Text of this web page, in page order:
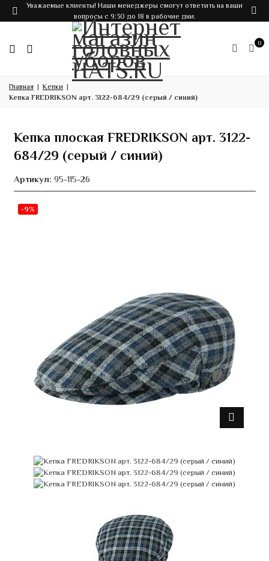
Уважаемые клиенты! Наши менеджеры смогут ответить на ваши
вопросы с 9:30 до 18 в рабочие дни.
0
Главная
Кепки
Кепка FREDRIKSON арт. 3122-684/29 (серый / синий)
Кепка плоская FREDRIKSON арт. 3122-
684/29 (серый / синий)
Артикул: 95-115-26
-9%